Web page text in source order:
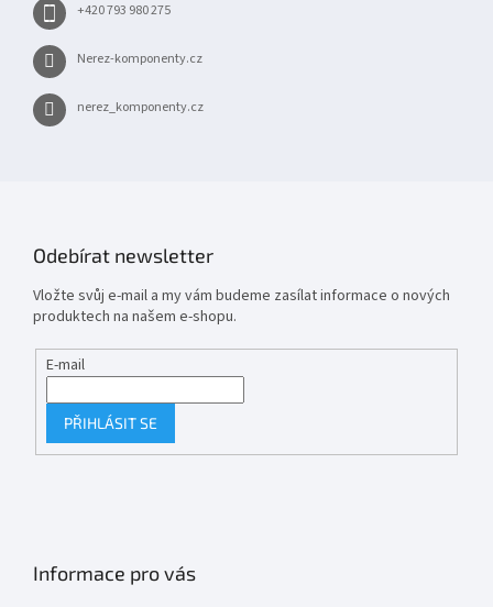
+420 793 980 275
Nerez-komponenty.cz
nerez_komponenty.cz
Odebírat newsletter
Vložte svůj e-mail a my vám budeme zasílat informace o nových
produktech na našem e-shopu.
E-mail
PŘIHLÁSIT SE
Informace pro vás